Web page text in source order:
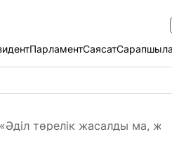
ПарламентСаясат
«Әділ төрелік жасалды ма,